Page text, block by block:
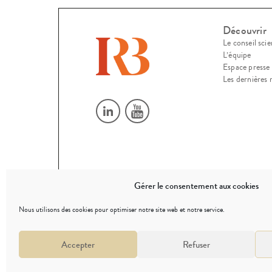
Gérer le consentement aux cookies
Nous utilisons des cookies pour optimiser notre site web et notre service.
Accepter Refuser
Découvrir
Le conseil
L’équipe
Espace presse
Les dernières
© 2026